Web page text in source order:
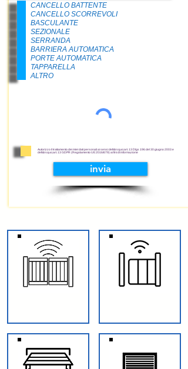
CANCELLO BATTENTE
CANCELLO SCORREVOLI
BASCULANTE
SEZIONALE
SERRANDA
BARRIERA AUTOMATICA
PORTE AUTOMATICA
TAPPARELLA
ALTRO
Autorizzo il trattamento dei miei dati personali ai sensi dell&rsquo;art. 13 Dlgs 196 del 30 giugno 2003 e
dell&rsquo;art. 13 GDPR (Regolamento UE 2016/679) ai fini di informazione
invia